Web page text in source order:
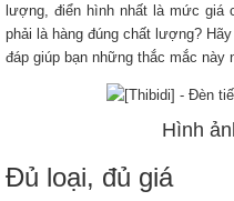
lượng, điển hình nhất là mức giá
phải là hàng đúng chất lượng?
đáp giúp bạn những thắc mắc này
Hình
Đủ loại, đủ giá